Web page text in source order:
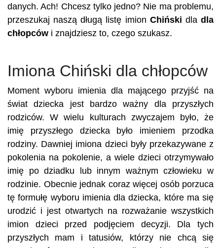
danych. Ach! Chcesz tylko jedno? Nie ma problemu,
przeszukaj naszą długą listę imion Chiński dladla
chłopców i znajdziesz to, czego szukasz.
Imiona Chiński dla chłopców
Moment wyboru imienia dla mającego przyjść na
świat dziecka jest bardzo ważny dla przyszłych
rodziców. W wielu kulturach zwyczajem było, że
imię przyszłego dziecka było imieniem przodka
rodziny. Dawniej imiona dzieci były przekazywane z
pokolenia na pokolenie, a wiele dzieci otrzymywało
imię po dziadku lub innym ważnym człowieku w
rodzinie. Obecnie jednak coraz więcej osób porzuca
tę formułę wyboru imienia dla dziecka, które ma się
urodzić i jest otwartych na rozważanie wszystkich
imion dzieci przed podjęciem decyzji. Dla tych
przyszłych mam i tatusiów, którzy nie chcą się